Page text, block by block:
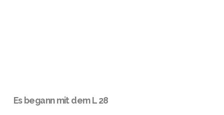
Es begann mit dem L 28